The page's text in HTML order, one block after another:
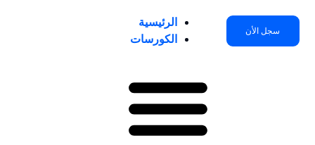
المحتوى
سجل الأن
الرئيسية
الكورسات